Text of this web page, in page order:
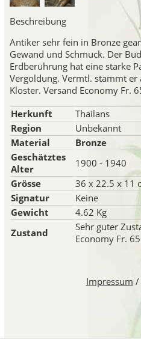
Beschreibung
Antiker sehr fein in Bronze
Gewand und Schmuck. Der
Erdberührung hat eine starke
Vergoldung. Vermtl. stammt er
Kloster. Versand Economy Fr.
Herkunft
Thailans
Region
Unbekannt
Material
Bronze
Geschätztes
Alter
1900 - 1940
Grösse
36 x 22.5 x 11
Signatur
Keine
Gewicht
4.62 Kg
Zustand
Sehr guter
Economy Fr.
Impressum /